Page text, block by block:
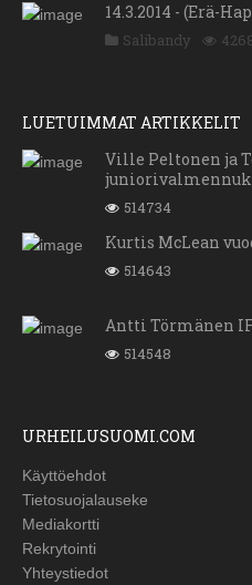
14.3.2014 - (Erä-
Salibandy
LUETUIMMAT ARTIKKELIT
Ville Peltonen ja
514734
Kurtis McLean
514643
Antti Törmänen
514548
URHEILUSUOMI.COM
Käyttöehdot
Tietosuojalauseke
Mediakortti
Rekrytointi
Yhteystiedot